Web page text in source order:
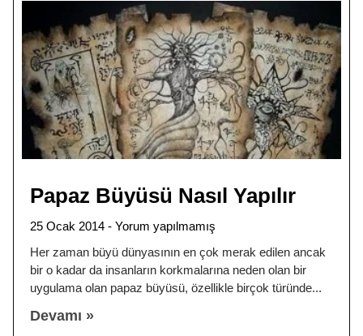
Papaz Büyüsü Nasıl Yapılır
25 Ocak 2014
Yorum yapılmamış
Her zaman büyü dünyasının en çok merak edilen ancak
bir o kadar da insanların korkmalarına neden olan bir
uygulama olan papaz büyüsü, özellikle birçok türünde
Devamı »